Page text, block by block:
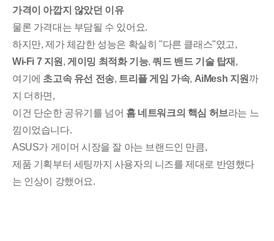
가격이 아깝지 않았던 이유
물론 가격대는 부담될 수 있어요.
하지만, 제가 체감한 성능은 확실히 "다른 클래스"였고,
Wi-Fi 7 지원 ,게이밍 최적화 기능,쿼드 밴드 기술 탑재 ,
여기에 초고속 유선 전송, 트리플 게임 가속, AiMesh 지원 까
지 더하면,
이건 단순한 공유기를 넘어 홈 네트워크의 핵심 허브라는 느
낌이었습니다.
ASUS가 게이머 시장을 잘 아는 브랜드인 만큼,
제품 기획부터 세팅까지 사용자의 니즈를 제대로 반영했다
는 인상이 강했어요.